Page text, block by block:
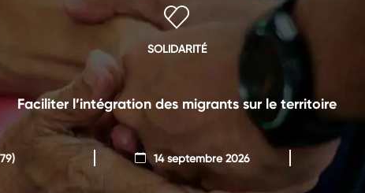
SOLIDARITÉ
Faciliter l’intégration des migrants sur le territoire
14 septembre 2026